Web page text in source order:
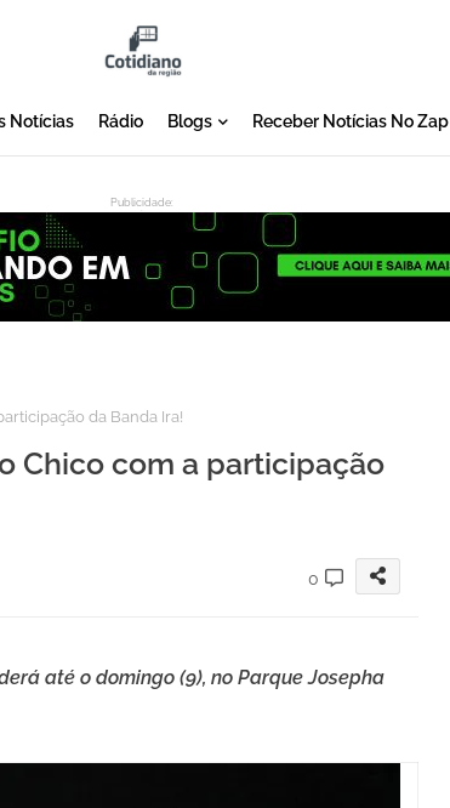
Notícias Rádio Blogs Receber Notícias No Zap
Publicidade:
:
da Banda Ira!
Chico com a participação
0
até o domingo (9), no Parque Josepha